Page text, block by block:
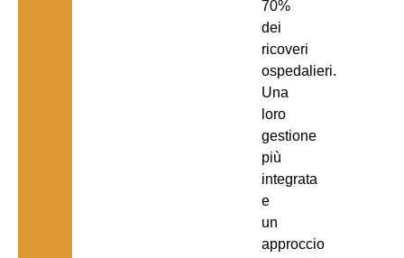
70%
dei
ricoveri
ospedalieri.
Una
loro
gestione
più
integrata
e
un
approccio